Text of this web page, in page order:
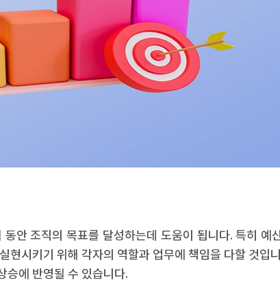
안 조직의 목표를 달성하는데 도움이 됩니다. 특히 예
현시키기 위해 각자의 역할과 업무에 책임을 다할 것입
승에 반영될 수 있습니다.